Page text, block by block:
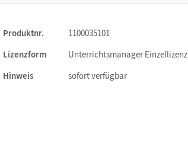
Produktnr.
1100035101
Lizenzform
Unterrichtsmanager Einzellizenz
Hinweis
sofort verfügbar